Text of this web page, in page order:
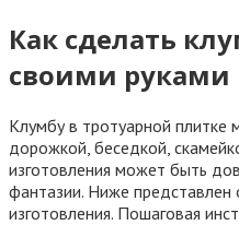
Как сделать
своими руками
Клумбу в тротуарной
дорожкой, беседкой,
изготовления может быть
фантазии. Ниже представлен
изготовления. Пошаговая